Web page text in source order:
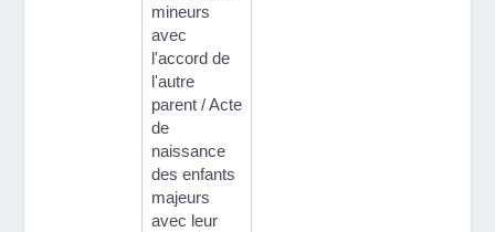
mineurs
avec
l'accord de
l'autre
parent / Acte
de
naissance
des enfants
majeurs
avec leur